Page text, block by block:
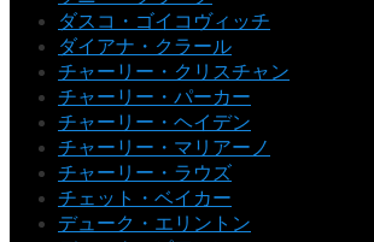
ダスコ・ゴイコヴィッチ
ダイアナ・クラール
チャーリー・クリスチャン
チャーリー・パーカー
チャーリー・ヘイデン
チャーリー・マリアーノ
チャーリー・ラウズ
チェット・ベイカー
デューク・エリントン